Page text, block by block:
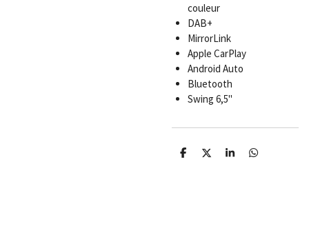
couleur
DAB+
MirrorLink
Apple CarPlay
Android Auto
Bluetooth
Swing 6,5"
P
P
P
P